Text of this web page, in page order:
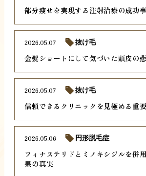
部分痩せを実現する注射治療の成功
金髪ショートにして気づいた頭皮の
2026.05.07 抜け毛
信頼できるクリニックを見極める重
2026.05.07 抜け毛
フィナステリドとミノキシジルを併
果の真実
2026.05.06 円形脱毛症